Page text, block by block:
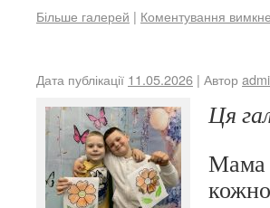
Більше галерей | Коментування
Дата публікації 11.05.2026 | Автор
Ця
Мама